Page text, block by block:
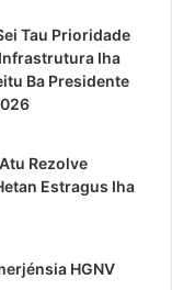
Tau Prioridade
Iha
Ba Presidente
Rezolve
Estragus Iha
HGNV